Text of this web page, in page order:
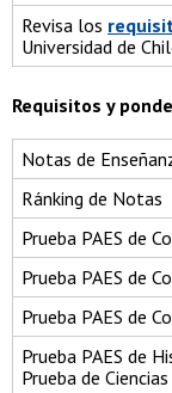
Revisa los
Universidad de
Requisitos y
Notas de
Ránking de Notas
Prueba PAES de
Prueba PAES de
Prueba PAES de
Prueba PAES de
Prueba de Ciencias